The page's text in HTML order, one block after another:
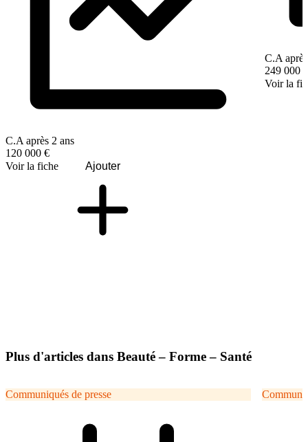
C.A après 2 ans
120 000 €
Voir la fiche
Ajouter
C.A
249 000 €
Voir la
Plus d'articles dans Beauté – Forme – Santé
Communiqués de presse